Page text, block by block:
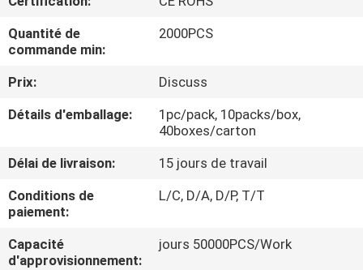
DE
NOUS
VISITE
D'USINE
CONTRÔLE
DE
QUALITÉ
Quantité de
commande min:
2000PCS
Prix:
Discuss
Détails d'emballage:
1pc/pack, 10packs/box,
40boxes/carton
Délai de livraison:
15 jours de travail
Conditions de
paiement:
L/C, D/A, D/P, T/T
Capacité
d'approvisionnement:
jours 50000PCS/Work